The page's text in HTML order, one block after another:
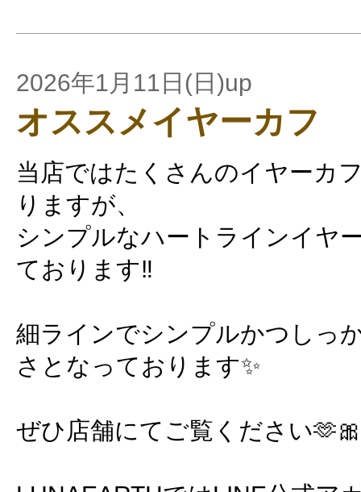
2026年1月11日(日)up
オススメイヤーカフ
当店ではたくさんのイヤーカ
りますが、
シンプルなハートラインイヤ
ております‼️
細ラインでシンプルかつしっ
さとなっております✨
ぜひ店舗にてご覧ください🫶🎀